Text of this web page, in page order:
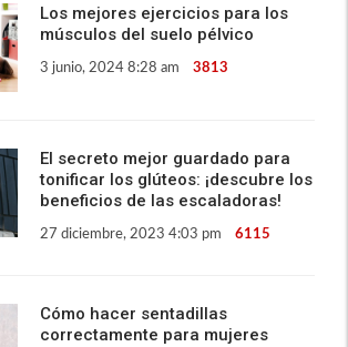
Los mejores ejercicios para los
músculos del suelo pélvico
3 junio, 2024 8:28 am 3813
El secreto mejor guardado para
tonificar los glúteos: ¡descubre los
beneficios de las escaladoras!
27 diciembre, 2023 4:03 pm 6115
Cómo hacer sentadillas
correctamente para mujeres